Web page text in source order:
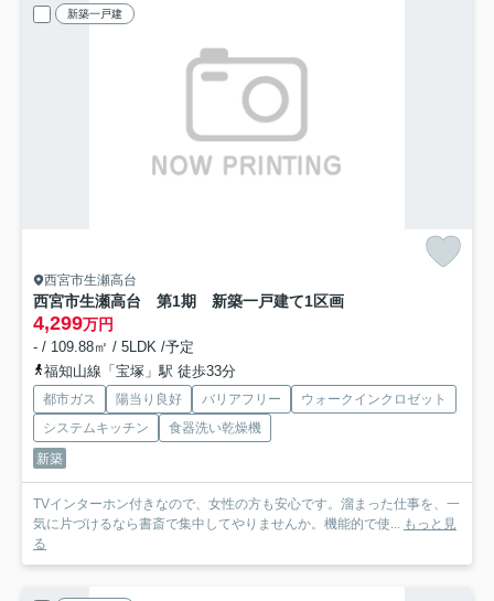
新築一戸建
西宮市生瀬高台
西宮市生瀬高台 第1期 新築一戸建て1区画
4,299万円
- / 109.88㎡ / 5LDK /予定
福知山線「宝塚」駅 徒歩33分
都市ガス 陽当り良好 バリアフリー
ウォークインクロゼット
システムキッチン
食器洗い乾燥機
新築
TVインターホン付きなので、女性の方も安心です。溜まった仕事を、一
気に片づけるなら書斎で集中してやりませんか。機能的で使... もっと見
る